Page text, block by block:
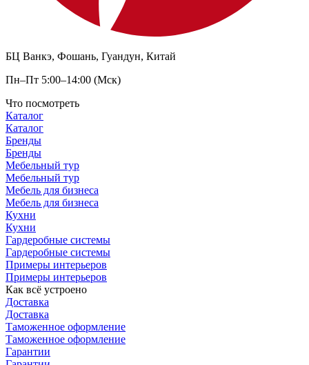
БЦ Ванкэ, Фошань, Гуандун, Китай
Пн–Пт 5:00–14:00 (Мск)
Что посмотреть
Каталог
Каталог
Бренды
Бренды
Мебельный тур
Мебельный тур
Мебель для бизнеса
Мебель для бизнеса
Кухни
Кухни
Гардеробные системы
Гардеробные системы
Примеры интерьеров
Примеры интерьеров
Как всё устроено
Доставка
Доставка
Таможенное оформление
Таможенное оформление
Гарантии